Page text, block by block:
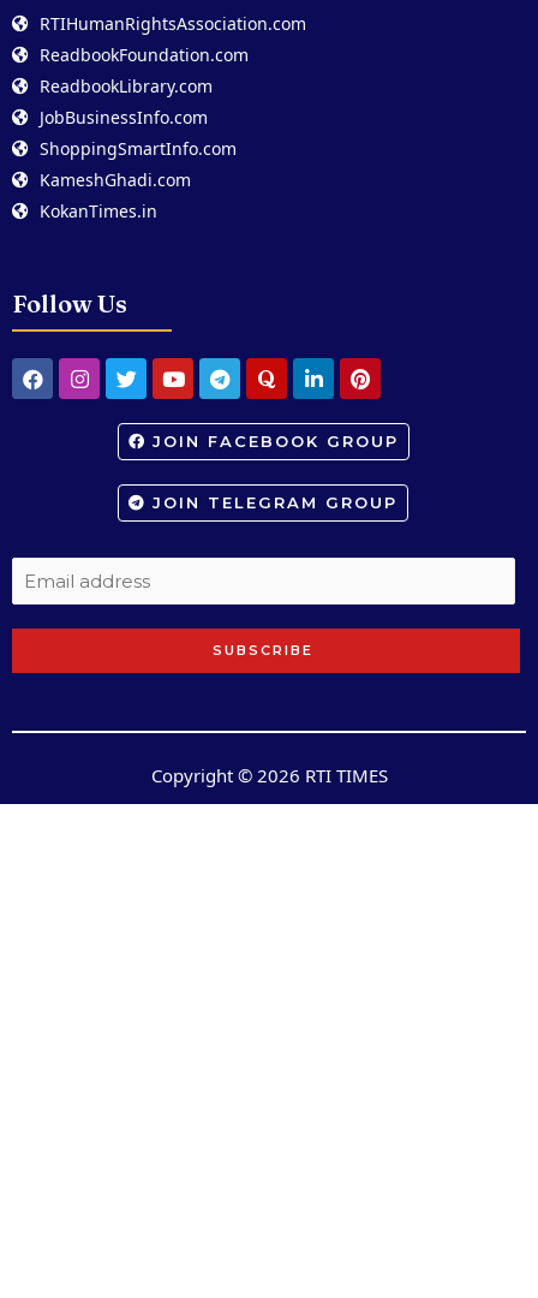
RTIHumanRightsAssociation.com
ReadbookFoundation.com
ReadbookLibrary.com
JobBusinessInfo.com
ShoppingSmartInfo.com
KameshGhadi.com
KokanTimes.in
Follow Us
JOIN FACEBOOK GROUP
JOIN TELEGRAM GROUP
SUBSCRIBE
Copyright © 2026 RTI TIMES